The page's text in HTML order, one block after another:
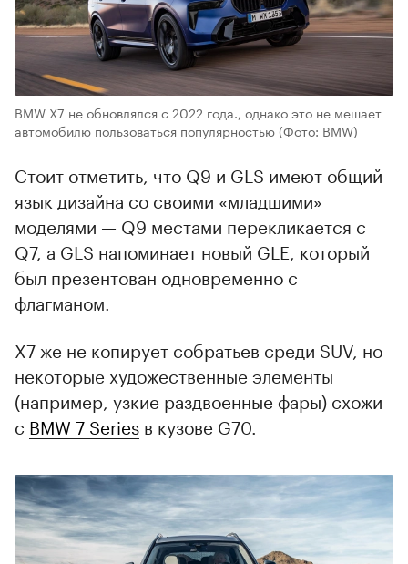
BMW X7 не обновлялся с 2022 года., однако это не мешает
автомобилю пользоваться популярностью(Фото: BMW)
Стоит отметить, что Q9 и GLS имеют общий
язык дизайна со своими «младшими»
моделями — Q9 местами перекликается с
Q7, а GLS напоминает новый GLE, который
был презентован одновременно с
флагманом.
X7 же не копирует собратьев среди SUV, но
некоторые художественные элементы
(например, узкие раздвоенные фары) схожи
с BMW 7 Series в кузове G70.